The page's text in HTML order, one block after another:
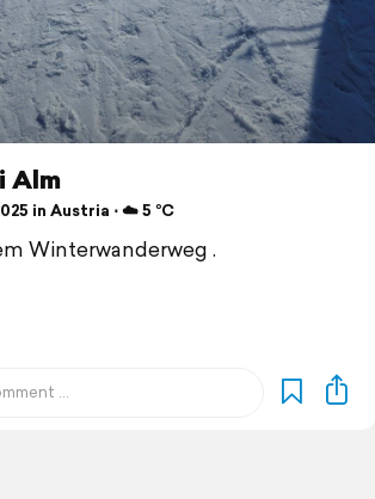
Alm
in Austria ⋅ ☁️ 5 °C
Winterwanderweg .